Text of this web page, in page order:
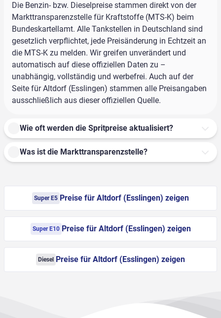
Die Benzin- bzw. Dieselpreise stammen direkt von der
Markttransparenzstelle für Kraftstoffe (MTS-K) beim
Bundeskartellamt. Alle Tankstellen in Deutschland sind
gesetzlich verpflichtet, jede Preisänderung in Echtzeit an
die MTS-K zu melden. Wir greifen unverändert und
automatisch auf diese offiziellen Daten zu –
unabhängig, vollständig und werbefrei. Auch auf der
Seite für Altdorf (Esslingen) stammen alle Preisangaben
ausschließlich aus dieser offiziellen Quelle.
Wie oft werden die Spritpreise aktualisiert?
Was ist die Markttransparenzstelle?
Super E5 Preise für Altdorf (Esslingen) zeigen
Super E10 Preise für Altdorf (Esslingen) zeigen
Diesel Preise für Altdorf (Esslingen) zeigen